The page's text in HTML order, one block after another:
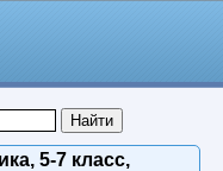
5-7 класс,